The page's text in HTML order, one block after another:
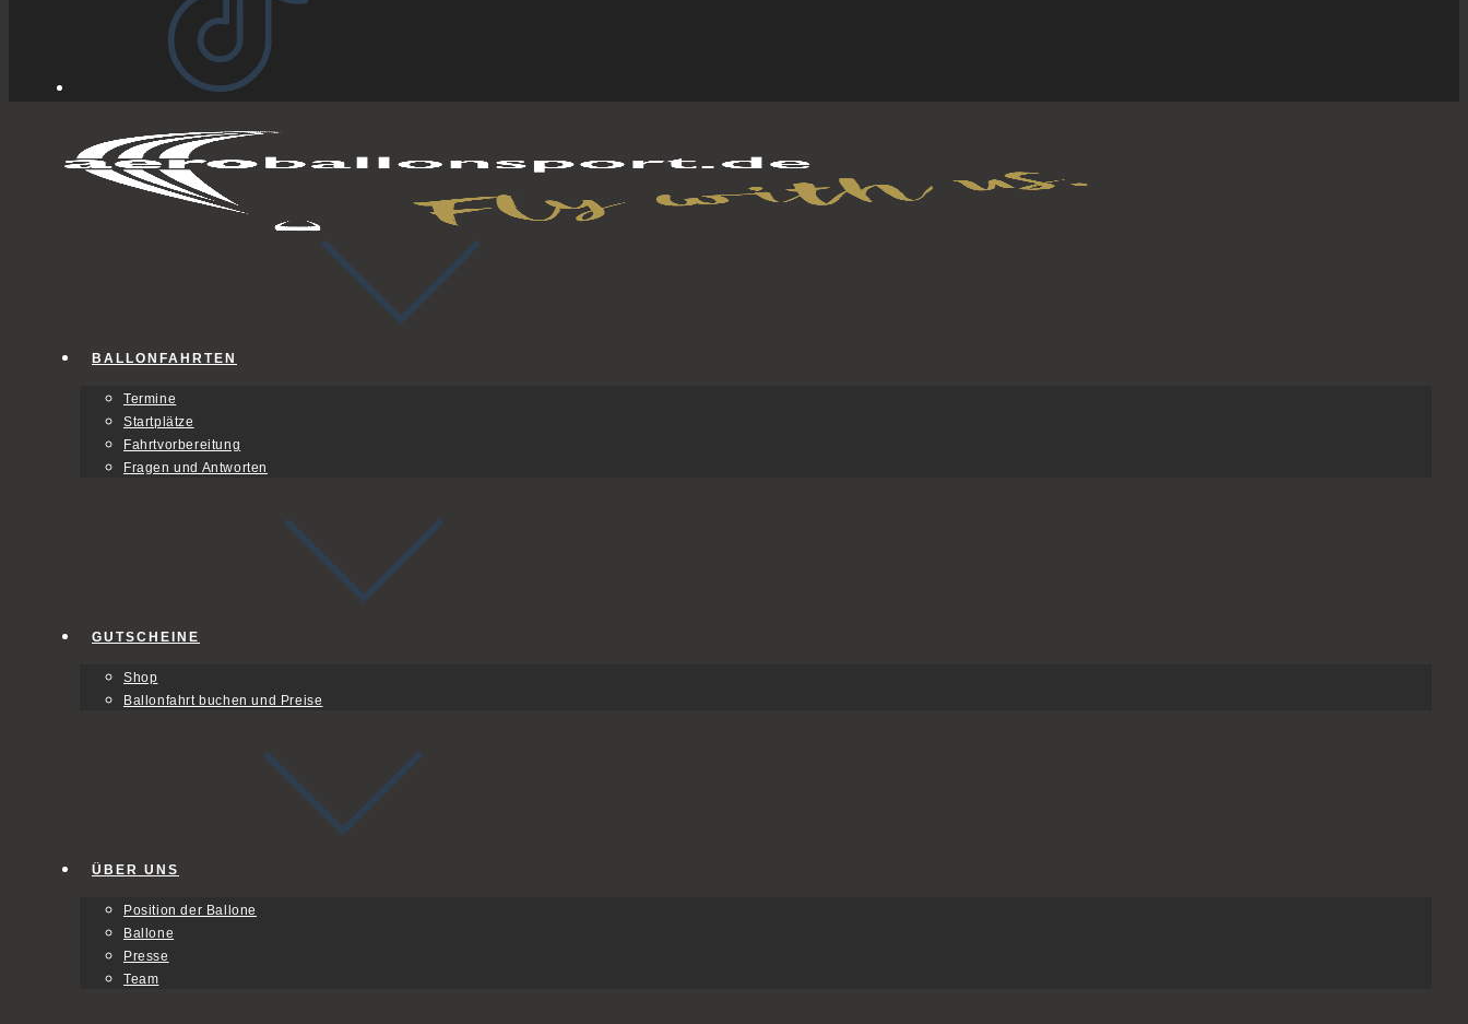
BALLONFAHRTEN
Termine
Startplätze
Fahrtvorbereitung
Fragen und Antworten
GUTSCHEINE
Shop
Ballonfahrt buchen und Preise
ÜBER UNS
Position der Ballone
Ballone
Presse
Team